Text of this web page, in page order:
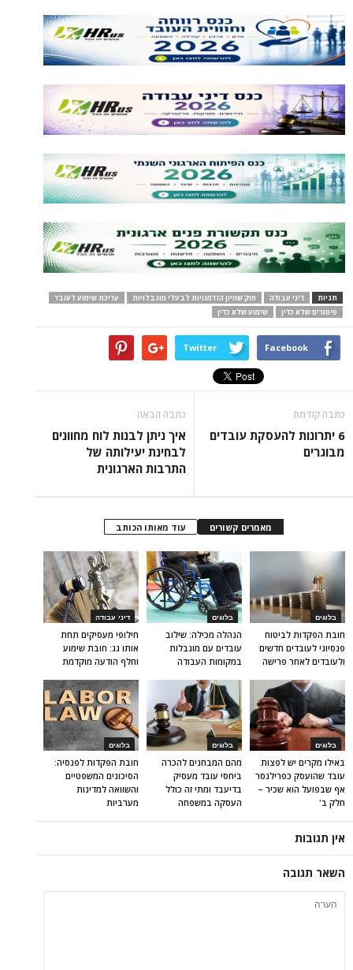
תגיות דיני עבודה חוק שוויון הזדמנויות לבעלי מוגבלויות
עריכת שימוע לעובד
פיטורים שלא כדין
שימוע שלא כדין
Facebook
Twitter
כתבה קודמת
6 יתרונות להעסקת עובדים
מבוגרים
כתבה הבאה
איך ניתן לבנות לוח מחוונים
לבחינת יעילותה של
התרבות הארגונית
מאמרים קשורים עוד מאותו הכותב
דיני עבודה
חילופי מעסיקים תחת
אותו גג: חובת שימוע
וחלף הודעה מוקדמת
בלוגים
הנהלה מכילה: שילוב
עובדים עם מוגבלות
במקומות העבודה
בלוגים
חובת הפקדות לביטוח
פנסיוני לעובדים חדשים
ולעובדים לאחר פרישה
בלוגים
חובת הפקדות לפנסיה:
הסיכונים המשפטיים
והשוואה למדינות
מערביות
בלוגים
מהם המבחנים להכרה
ביחסי עובד מעסיק
בדיעבד ומתי זה כולל
העסקה במשפחה
בלוגים
באילו מקרים יש לפצות
עובד שהועסק כפרילנסר
אף שבפועל הוא שכיר –
חלק ב'
אין תגובות
השאר תגובה